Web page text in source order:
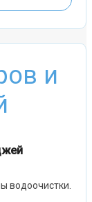
водоочистки.